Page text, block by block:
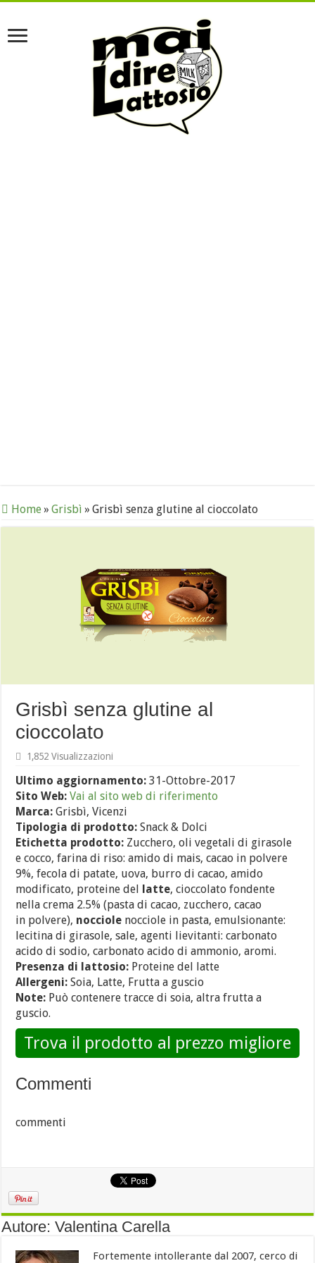
Home» Grisbì » Grisbì senza glutine al cioccolato
Grisbì senza glutine al
cioccolato
1,852 Visualizzazioni
Ultimo aggiornamento:31-Ottobre-2017
Sito Web: Vai al sito web di riferimento
Marca: Grisbì, Vicenzi
Tipologia di prodotto: Snack & Dolci
Etichetta prodotto: Zucchero, oli vegetali di girasole
e cocco, farina di riso: amido di mais, cacao in polvere
9%, fecola di patate, uova, burro di cacao, amido
modificato, proteine del latte, cioccolato fondente
nella crema 2.5% (pasta di cacao, zucchero, cacao
in polvere), nocciole nocciole in pasta, emulsionante:
lecitina di girasole, sale, agenti lievitanti: carbonato
acido di sodio, carbonato acido di ammonio, aromi.
Presenza di lattosio: Proteine del latte
Allergeni: Soia, Latte, Frutta a guscio
Note: Può contenere tracce di soia, altra frutta a
guscio.
Trova il prodotto al prezzo migliore
Commenti
commenti
Autore: Valentina Carella
Fortemente intollerante dal 2007, cerco di